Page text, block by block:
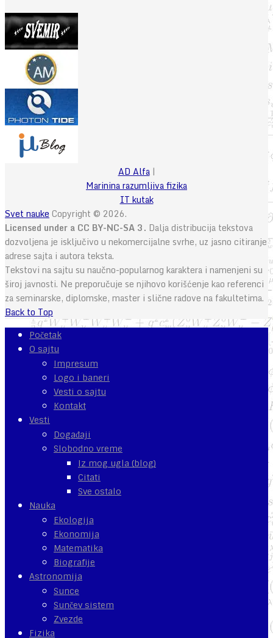
AD Alfa|
Marinina razumljiva fizika
IT kutak
Svet nauke Copyright © 2026.
Licensed under a CC BY-NC-SA 3. Dalja distribucija tekstova
dozvoljena je isključivo u nekomercijalne svrhe, uz jasno citiranje
adrese sajta i autora teksta.
Tekstovi na sajtu su naučno-popularnog karaktera i namenjeni su
široj javnosti. Ne preporučuje se njihovo korišćenje kao referenci
za seminarske, diplomske, master i slične radove na fakultetima.
Back to Top
Početak
O sajtu
Impresum
Logo i baneri
Vesti o sajtu
Kontakt
Vesti
Događaji
Slobodno vreme
Iz mog ugla (blog)
Citati
Sve ostalo
Nauka
Ekologija
Ekonomija
Matematika
Biografije
Astronomija
Sunce
Sunčev sistem
Zvezde
Fizika